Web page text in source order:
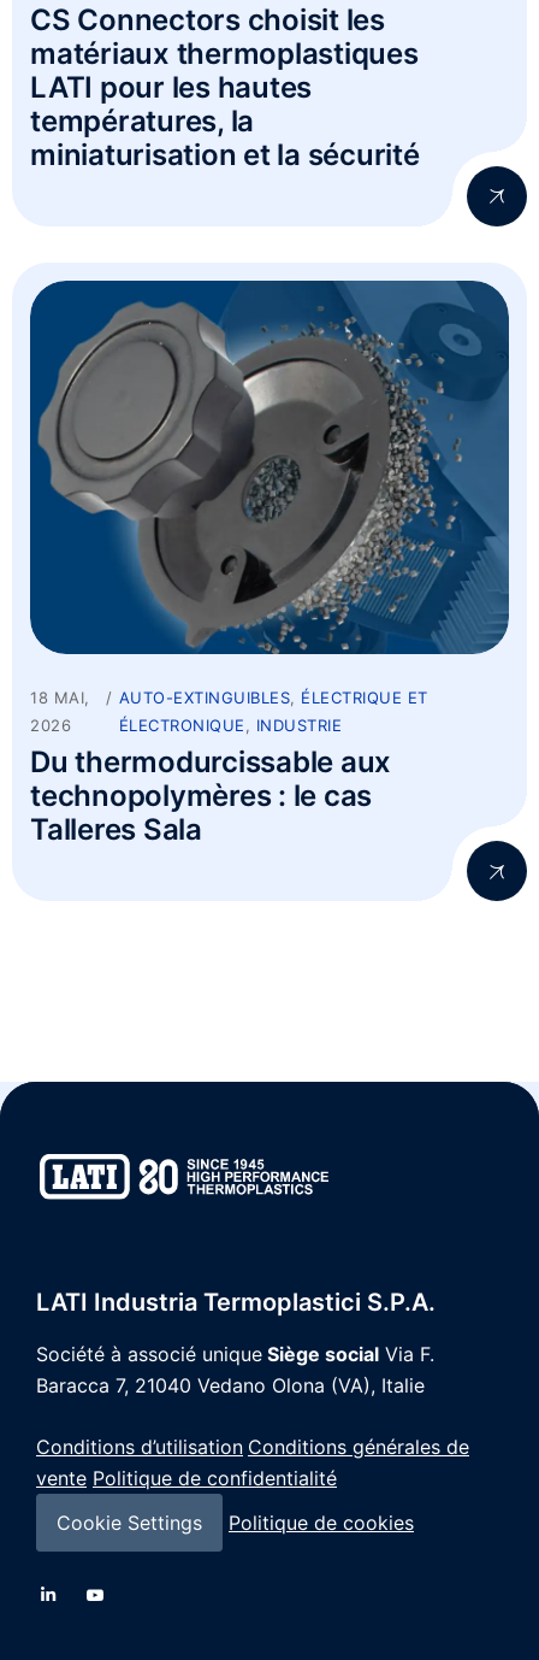
CS Connectors choisit les
matériaux thermoplastiques
LATI pour les hautes
températures, la
miniaturisation et la sécurité
18 MAI,
2026
AUTO-EXTINGUIBLES, ÉLECTRIQUE ET
ÉLECTRONIQUE, INDUSTRIE
Du thermodurcissable aux
technopolymères : le cas
Talleres Sala
LATI Industria Termoplastici S.p.A.
Société à associé unique Siège social Via F.
Baracca 7, 21040 Vedano Olona (VA), Italie
Conditions d’utilisation Conditions générales de
vente Politique de confidentialité
Cookie Settings
Politique de cookies